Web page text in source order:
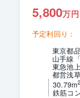
5,800万円
予定利回り：
東京都
山手線
東急池
都営浅
30.79m2
鉄筋コ